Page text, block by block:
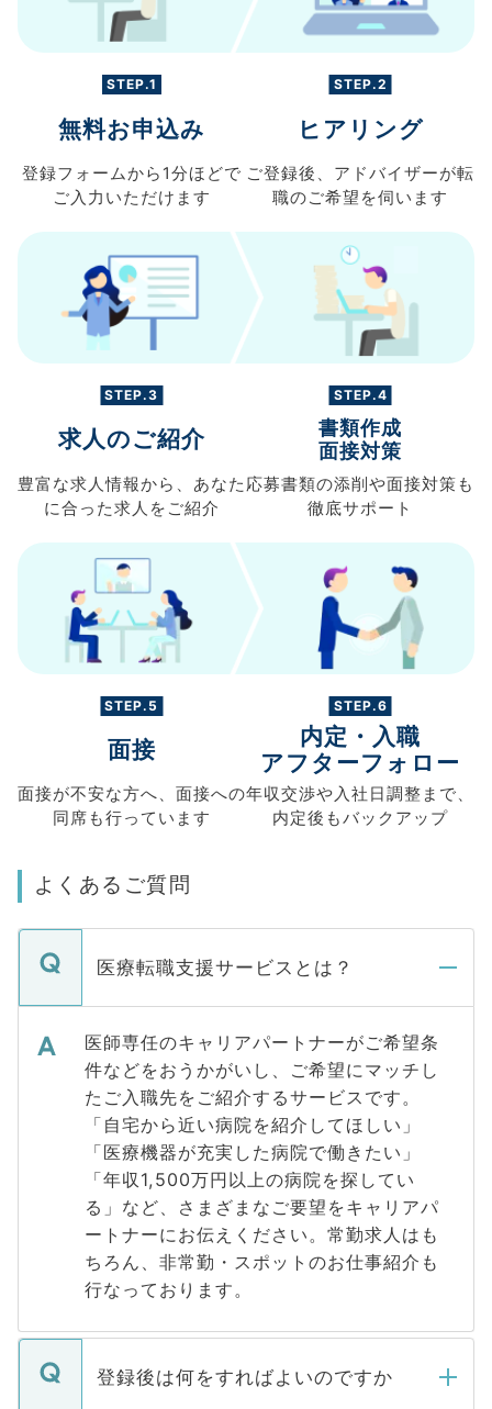
STEP.1
無料お申込み
登録フォームから 1分ほどで
ご入力 いただけます
STEP.2
ヒアリング
ご登録後、 アドバイザーが転
職のご希望を伺います
STEP.3
求人のご紹介
豊富な求人情報から、 あなた
に合った求人を ご紹介
STEP.4
書類作成
面接対策
応募書類の添削や面接対策も
徹底サポート
STEP.5
面接
面接が不安な方へ、 面接への
同席も行っています
STEP.6
内定・入職
アフターフォロー
年収交渉や入社日調整まで、
内定後もバックアップ
よくあるご質問
医療転職支援サービスとは？
医師専任のキャリアパートナーがご希望条
件などをおうかがいし、ご希望にマッチし
たご入職先をご紹介するサービスです。
「自宅から近い病院を紹介してほしい」
「医療機器が充実した病院で働きたい」
「年収1,500万円以上の病院を探してい
る」など、さまざまなご要望をキャリアパ
ートナーにお伝えください。常勤求人はも
ちろん、非常勤・スポットのお仕事紹介も
行なっております。
登録後は何をすればよいのですか